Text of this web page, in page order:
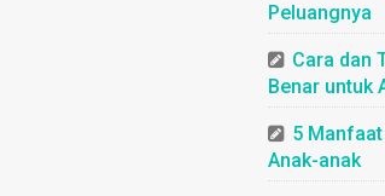
Peluangnya
Cara dan
Benar untuk
5
Anak-anak